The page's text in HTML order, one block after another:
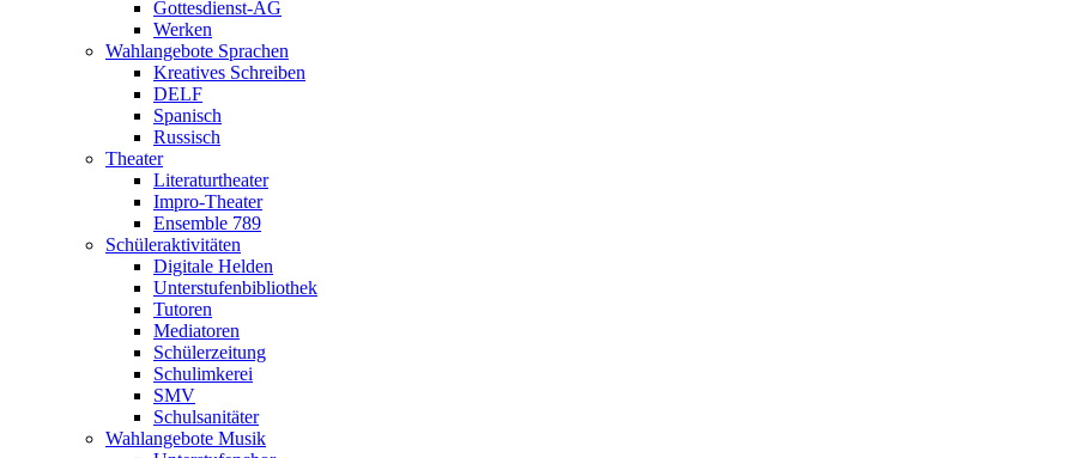
Gottesdienst-AG
Werken
Wahlangebote Sprachen
Kreatives Schreiben
DELF
Spanisch
Russisch
Theater
Literaturtheater
Impro-Theater
Ensemble 789
Schüleraktivitäten
Digitale Helden
Unterstufenbibliothek
Tutoren
Mediatoren
Schülerzeitung
Schulimkerei
SMV
Schulsanitäter
Wahlangebote Musik